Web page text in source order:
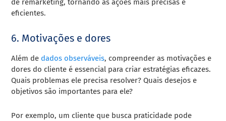
de remarketing, tornando as ações mais precisas e
eficientes.
6. Motivações e dores
Além de dados observáveis, compreender as motivações e
dores do cliente é essencial para criar estratégias eficazes.
Quais problemas ele precisa resolver? Quais desejos e
objetivos são importantes para ele?
Por exemplo, um cliente que busca praticidade pode